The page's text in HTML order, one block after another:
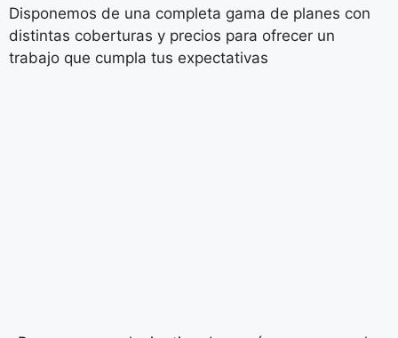
Disponemos de una completa gama de planes con
distintas coberturas y precios para ofrecer un
trabajo que cumpla tus expectativas